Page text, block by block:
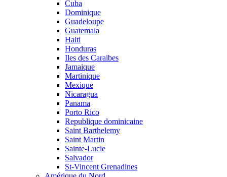
Cuba
Dominique
Guadeloupe
Guatemala
Haiti
Honduras
Iles des Caraibes
Jamaique
Martinique
Mexique
Nicaragua
Panama
Porto Rico
Republique dominicaine
Saint Barthelemy
Saint Martin
Sainte-Lucie
Salvador
St-Vincent Grenadines